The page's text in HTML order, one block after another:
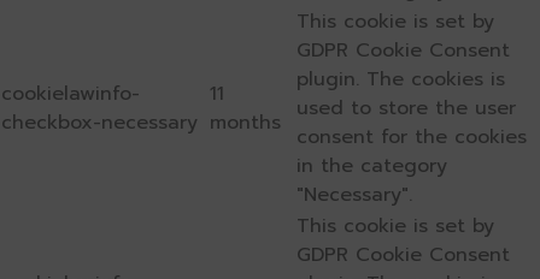
cookielawinfo-
checkbox-necessary
11
months
This cookie is set by
GDPR Cookie Consent
plugin. The cookies is
used to store the user
consent for the cookies
in the category
"Necessary".
This cookie is set by
GDPR Cookie Consent